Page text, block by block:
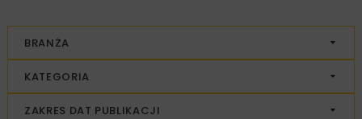
BRANŻA
KATEGORIA
ZAKRES DAT PUBLIKACJI